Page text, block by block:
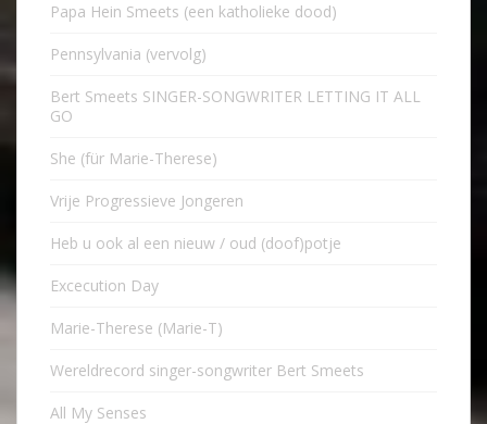
Papa Hein Smeets (een katholieke dood)
Pennsylvania (vervolg)
Bert Smeets SINGER-SONGWRITER LETTING IT ALL
GO
She (für Marie-Therese)
Vrije Progressieve Jongeren
Heb u ook al een nieuw / oud (doof)potje
Excecution Day
Marie-Therese (Marie-T)
Wereldrecord singer-songwriter Bert Smeets
All My Senses